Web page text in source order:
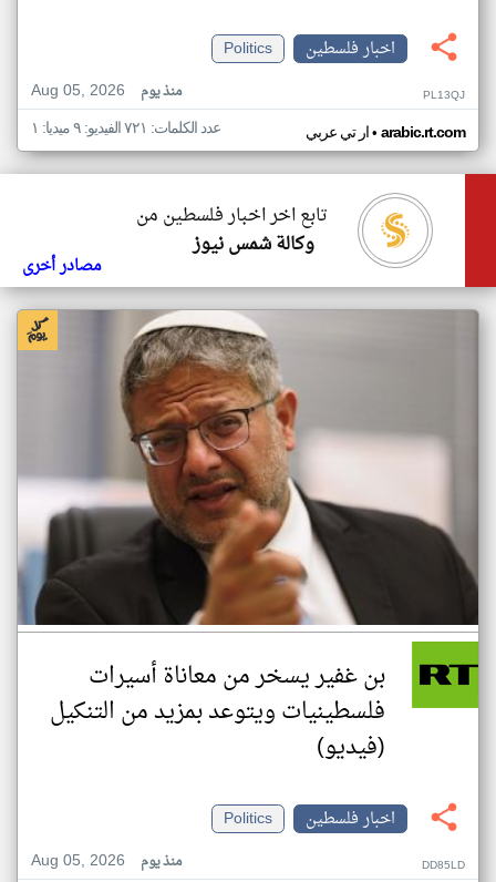
اخبار فلسطين
Politics
Aug 05, 2026
منذ يوم PL13QJ
ار تي عربي• arabic.rt.com عدد الكلمات: ٧٢١ الفيديو: ٩ ميديا: ١
تابع اخر اخبار فلسطين من
وكالة شمس نيوز
مصادر أخرى
بن غفير يسخر من معاناة أسيرات
فلسطينيات ويتوعد بمزيد من التنكيل
(فيديو)
اخبار فلسطين
Politics
Aug 05, 2026
منذ يوم DD85LD